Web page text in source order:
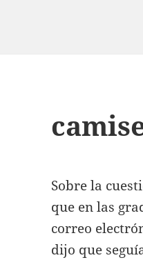
Sobre la
que en las
correo
dijo que